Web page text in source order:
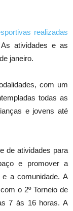
realizadas
atividades e as
janeiro.
com um
todas as
e jovens até
de atividades para
e promover a
a comunidade. A
o 2º Torneio de
7 às 16 horas. A